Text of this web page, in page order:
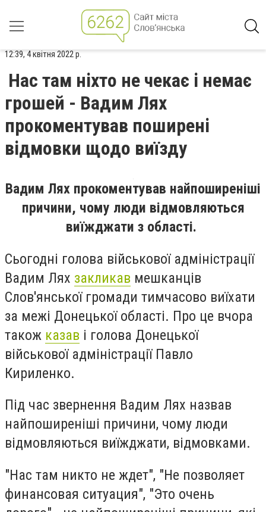
12:39, 4 квітня 2022 р.
Нас там ніхто не чекає і немає
грошей - Вадим Лях
прокоментував поширені
відмовки щодо виїзду
Вадим Лях прокоментував найпоширеніші
причини, чому люди відмовляються
виїжджати з області.
Сьогодні голова військової адміністрації
Вадим Лях закликав мешканців
Слов'янської громади тимчасово виїхати
за межі Донецької області. Про це вчора
також казав і голова Донецької
військової адміністрації Павло
Кириленко.
Під час звернення Вадим Лях назвав
найпоширеніші причини, чому люди
відмовляються виїжджати, відмовками.
"Нас там никто не ждет", "Не позволяет
финансовая ситуация", "Это очень